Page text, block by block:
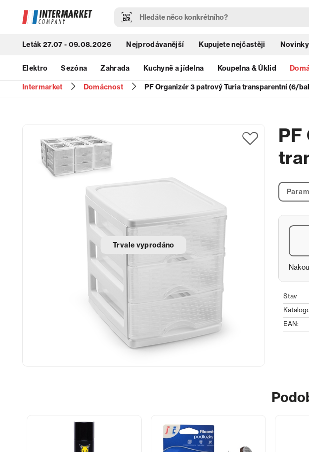
Leták 27.07 - 09.08.2026 Nejprodávanější Kupujete nejčastěji Novinky
Elektro Sezóna Zahrada Kuchyně a jídelna Koupelna & Úklid
Intermarket Domácnost PF Organizér 3 patrový Turia transparentní (6/
PF
Trvale vyprodáno
Stav
EAN: